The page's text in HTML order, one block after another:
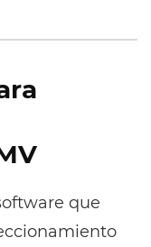
que